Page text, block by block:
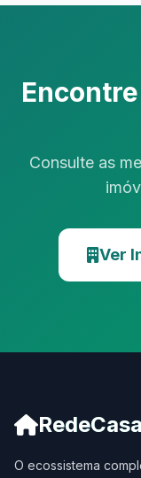
Consulte as
Ver
O ecossistema